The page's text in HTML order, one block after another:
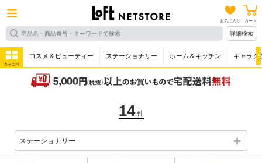
お気に入り カート
詳細検索
カテゴリ
コスメ＆ビューティー ステーショナリー ホーム＆キッチン キャラク
14件
ステーショナリー